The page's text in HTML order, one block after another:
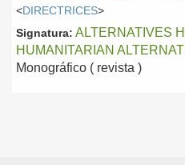
<DIRECTRICES>
Signatura: ALTERNATIVES
HUMANITARIAN
Monográfico ( revista )